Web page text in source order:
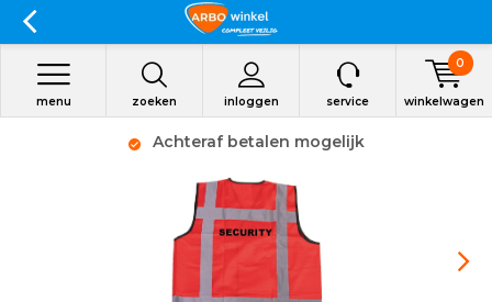
zoeken inloggen
menu service winkelwagen
0
Achteraf betalen mogelijk